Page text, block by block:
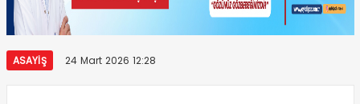
ASAYIŞ 24 Mart 2026 12:28